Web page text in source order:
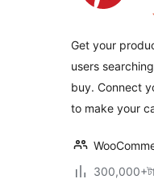
Get your
users
buy. Connect
to make your
300,000+টা